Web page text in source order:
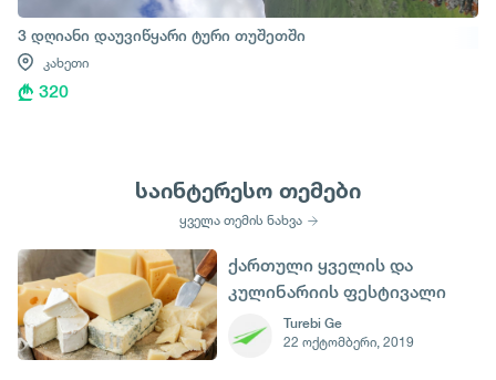
3 დღიანი დაუვიწყარი ტური თუშეთში
კახეთი
320
საინტერესო თემები
ყველა თემის ნახვა
ქართული ყველის და
კულინარიის ფესტივალი
26 ოქტომბერს
Turebi Ge
22 ოქტომბერი, 2019